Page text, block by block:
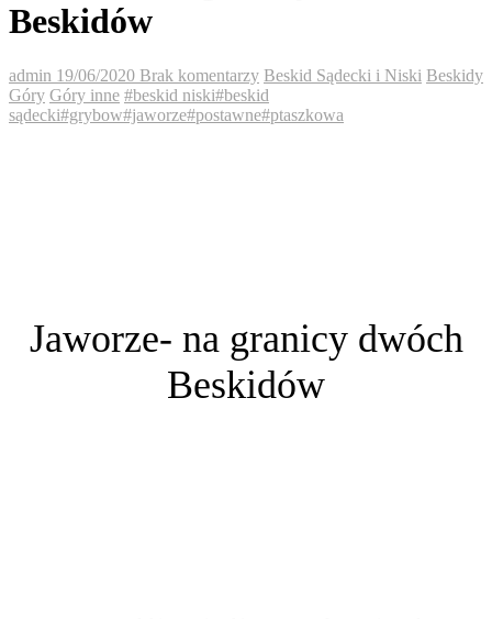
Beskidów
admin 19/06/2020 Brak komentarzy Beskid Sądecki i Niski Beskidy
Góry Góry inne #beskid niski#beskid
sądecki#grybow#jaworze#postawne#ptaszkowa
Jaworze- na granicy dwóch
Beskidów